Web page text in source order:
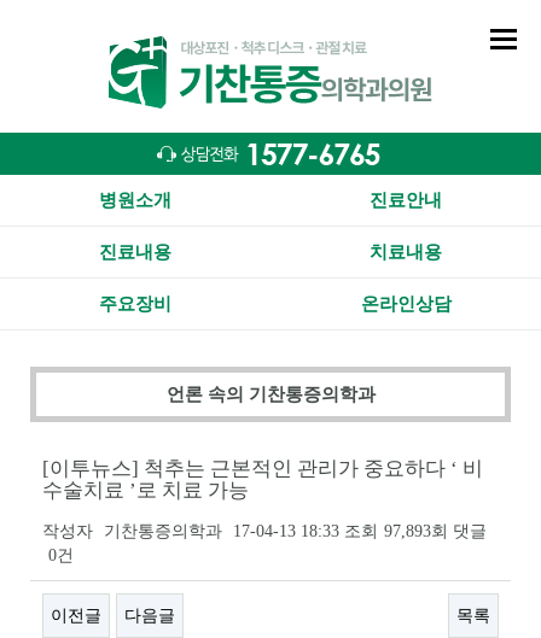
병원소개 진료안내
진료내용 치료내용
주요장비 온라인상담
언론 속의 기찬통증의학과
[이투뉴스] 척추는 근본적인 관리가 중요하다 ‘ 비
수술치료 ’로 치료 가능
작성자 기찬통증의학과 17-04-13 18:33 조회 97,893회 댓글
0건
이전글 다음글 목록